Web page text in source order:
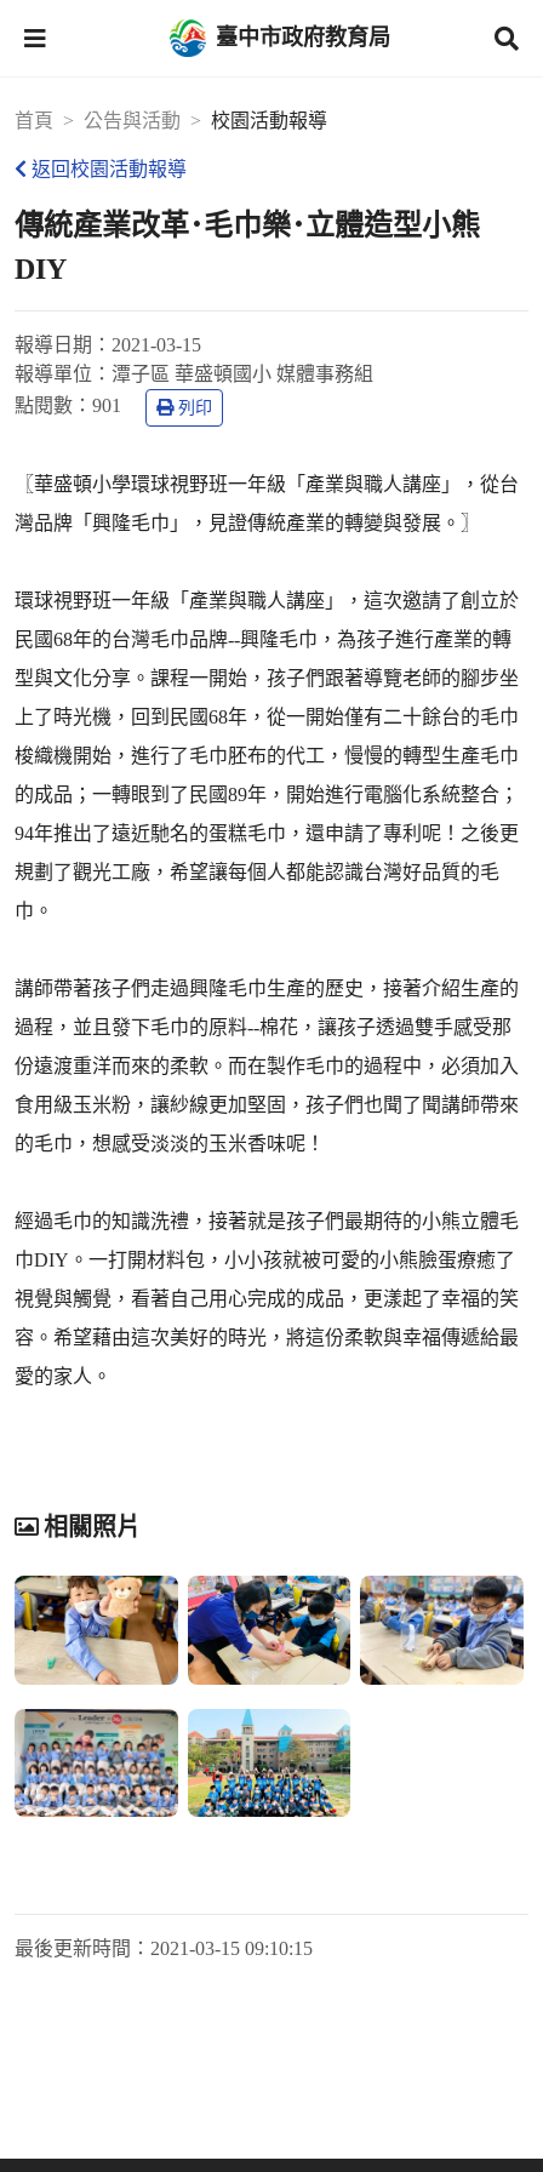
臺中市政府教育局
首頁 公告與活動 校園活動報導
返回校園活動報導
傳統產業改革･毛巾樂･立體造型小熊
DIY
報導日期： 2021-03-15
報導單位： 潭子區 華盛頓國小 媒體事務組
點閱數： 901 列印
〖華盛頓小學環球視野班一年級「產業與職人講座」，從台
灣品牌「興隆毛巾」，見證傳統產業的轉變與發展。〗
環球視野班一年級「產業與職人講座」，這次邀請了創立於
民國68年的台灣毛巾品牌--興隆毛巾，為孩子進行產業的轉
型與文化分享。課程一開始，孩子們跟著導覽老師的腳步坐
上了時光機，回到民國68年，從一開始僅有二十餘台的毛巾
梭織機開始，進行了毛巾胚布的代工，慢慢的轉型生產毛巾
的成品；一轉眼到了民國89年，開始進行電腦化系統整合；
94年推出了遠近馳名的蛋糕毛巾，還申請了專利呢！之後更
規劃了觀光工廠，希望讓每個人都能認識台灣好品質的毛
巾。
講師帶著孩子們走過興隆毛巾生產的歷史，接著介紹生產的
過程，並且發下毛巾的原料--棉花，讓孩子透過雙手感受那
份遠渡重洋而來的柔軟。而在製作毛巾的過程中，必須加入
食用級玉米粉，讓紗線更加堅固，孩子們也聞了聞講師帶來
的毛巾，想感受淡淡的玉米香味呢！
經過毛巾的知識洗禮，接著就是孩子們最期待的小熊立體毛
巾DIY。一打開材料包，小小孩就被可愛的小熊臉蛋療癒了
視覺與觸覺，看著自己用心完成的成品，更漾起了幸福的笑
容。希望藉由這次美好的時光，將這份柔軟與幸福傳遞給最
愛的家人。
相關照片
最後更新時間： 2021-03-15 09:10:15